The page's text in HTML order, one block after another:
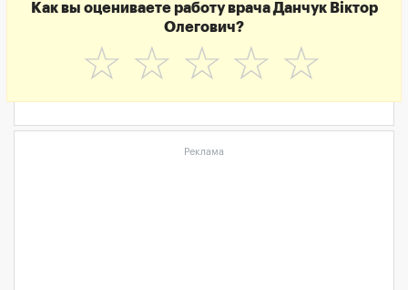
Как вы оцениваете работу врача Данчук Віктор
Олегович?
☆
☆
☆
☆
☆
Реклама